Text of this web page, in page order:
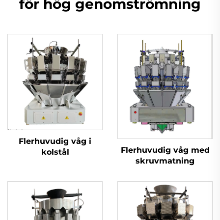
för hög genomströmning
Flerhuvudig våg i
kolstål
Flerhuvudig våg med
skruvmatning